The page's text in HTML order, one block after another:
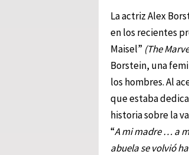
La actriz Alex
en los recientes
Maisel” (The
Borstein, una
los hombres. Al
que estaba
historia sobre la
“A mi madre … a
abuela se volvió